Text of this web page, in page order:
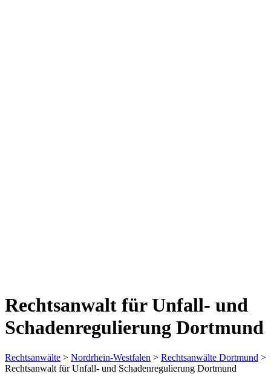
Rechtsanwalt für Unfall- und
Schadenregulierung Dortmund
Rechtsanwälte > Nordrhein-Westfalen > Rechtsanwälte Dortmund >
Rechtsanwalt für Unfall- und Schadenregulierung Dortmund